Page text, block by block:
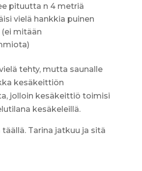
pituutta n 4 metriä
vielä hankkia puinen
mitään
tehty, mutta saunalle
kesäkeittiön
jolloin kesäkeittiö toimisi
kesäkeleillä.
Tarina jatkuu ja sitä